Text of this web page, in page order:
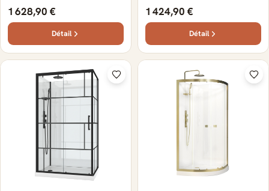
1 628,90 €
Détail
1 424,90 €
Détail